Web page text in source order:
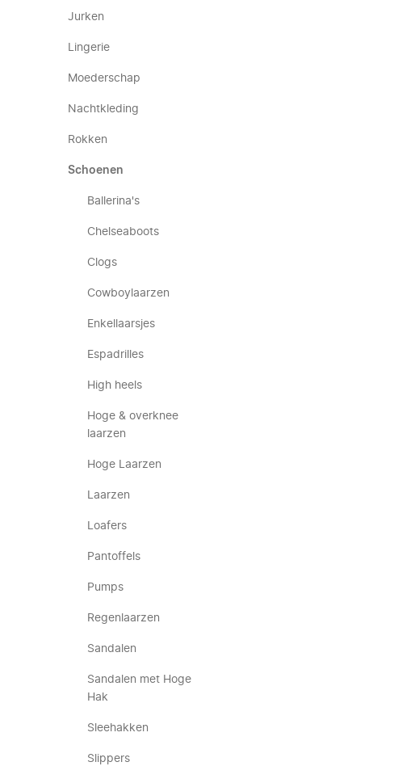
Jurken
Lingerie
Moederschap
Nachtkleding
Rokken
Schoenen
Ballerina's
Chelseaboots
Clogs
Cowboylaarzen
Enkellaarsjes
Espadrilles
High heels
Hoge & overknee
laarzen
Hoge Laarzen
Laarzen
Loafers
Pantoffels
Pumps
Regenlaarzen
Sandalen
Sandalen met Hoge
Hak
Sleehakken
Slippers